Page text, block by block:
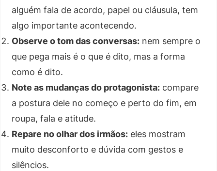
alguém fala de acordo, papel ou cláusula, tem
algo importante acontecendo.
Observe o tom das conversas: nem sempre o
que pega mais é o que é dito, mas a forma
como é dito.
Note as mudanças do protagonista: compare
a postura dele no começo e perto do fim, em
roupa, fala e atitude.
Repare no olhar dos irmãos: eles mostram
muito desconforto e dúvida com gestos e
silêncios.